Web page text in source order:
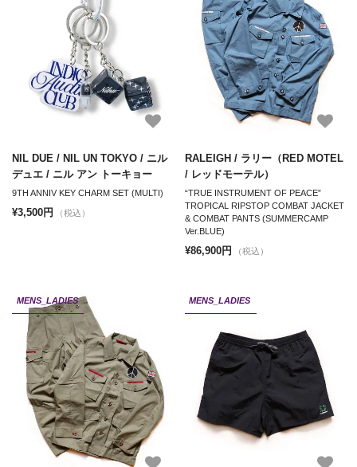
NIL DUE / NIL UN TOKYO / ニル
デュエ / ニル アン トーキョー
9TH ANNIV KEY CHARM SET (MULTI)
¥3,500円 （税込）
RALEIGH / ラリー（RED MOTEL
/ レッドモーテル）
“TRUE INSTRUMENT OF PEACE”
TROPICAL RIPSTOP COMBAT JACKET
& COMBAT PANTS (SUMMERCAMP
Ver.BLUE)
¥86,900円 （税込）
MENS_LADIES MENS_LADIES